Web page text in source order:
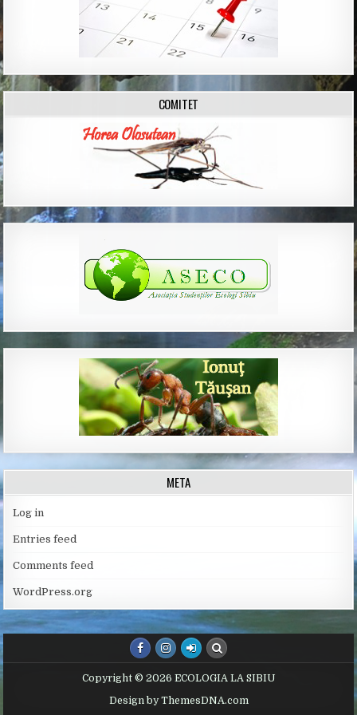
COMITET
META
Log in
Entries feed
Comments feed
WordPress.org
Copyright © 2026 ECOLOGIA LA SIBIU
Design by ThemesDNA.com